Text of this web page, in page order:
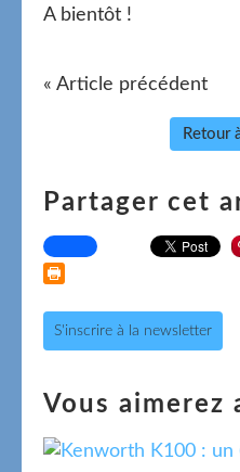
A bientôt !
« Article précédent
Retour
Partager cet
S'inscrire à la newsletter
Vous aimerez